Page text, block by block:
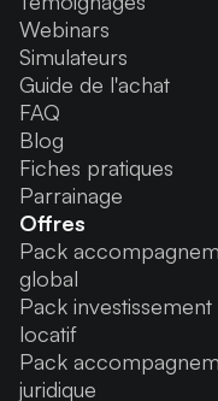
Webinars
Simulateurs
Guide de l'achat
FAQ
Blog
Fiches pratiques
Parrainage
Offres
Pack
global
Pack investissement
locatif
Pack
juridique